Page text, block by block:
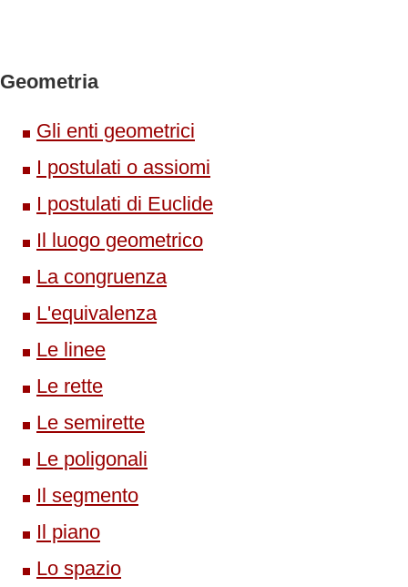
Geometria
Gli enti geometrici
I postulati o assiomi
I postulati di Euclide
Il luogo geometrico
La congruenza
L'equivalenza
Le linee
Le rette
Le semirette
Le poligonali
Il segmento
Il piano
Lo spazio